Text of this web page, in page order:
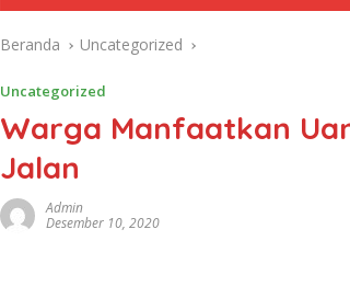
Beranda Uncategorized
Uncategorized
Warga Manfaatkan
Jalan
Admin
Desember 10, 2020